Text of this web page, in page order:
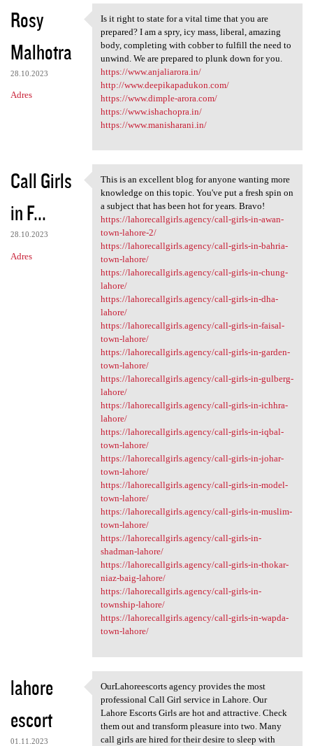
Rosy
Malhotra
28.10.2023
Adres
Is it right to state for a
Is it right to state for a vital time that you are
prepared? I am a spry, icy mass, liberal, amazing
body, completing with cobber to fulfill the need to
unwind. We are prepared to plunk down for you.
https://www.anjaliarora.in/
http://www.deepikapadukon.com/
https://www.dimple-arora.com/
https://www.ishachopra.in/
https://www.manisharani.in/
Call Girls
in F...
28.10.2023
Adres
This is an excellent blog for
This is an excellent blog for anyone wanting more
knowledge on this topic. You've put a fresh spin on
a subject that has been hot for years. Bravo!
https://lahorecallgirls.agency/call-girls-in-awan-
town-lahore-2/
https://lahorecallgirls.agency/call-girls-in-bahria-
town-lahore/
https://lahorecallgirls.agency/call-girls-in-chung-
lahore/
https://lahorecallgirls.agency/call-girls-in-dha-
lahore/
https://lahorecallgirls.agency/call-girls-in-faisal-
town-lahore/
https://lahorecallgirls.agency/call-girls-in-garden-
town-lahore/
https://lahorecallgirls.agency/call-girls-in-gulberg-
lahore/
https://lahorecallgirls.agency/call-girls-in-ichhra-
lahore/
https://lahorecallgirls.agency/call-girls-in-iqbal-
town-lahore/
https://lahorecallgirls.agency/call-girls-in-johar-
town-lahore/
https://lahorecallgirls.agency/call-girls-in-model-
town-lahore/
https://lahorecallgirls.agency/call-girls-in-muslim-
town-lahore/
https://lahorecallgirls.agency/call-girls-in-
shadman-lahore/
https://lahorecallgirls.agency/call-girls-in-thokar-
niaz-baig-lahore/
https://lahorecallgirls.agency/call-girls-in-
township-lahore/
https://lahorecallgirls.agency/call-girls-in-wapda-
town-lahore/
lahore
escort
01.11.2023
OurLahoreescorts agency
OurLahoreescorts agency provides the most
professional Call Girl service in Lahore. Our
Lahore Escorts Girls are hot and attractive. Check
them out and transform pleasure into two. Many
call girls are hired for their desire to sleep with